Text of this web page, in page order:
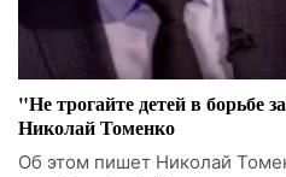
"Не трогайте детей в борьбе
Николай Томенко
Об этом пишет Николай